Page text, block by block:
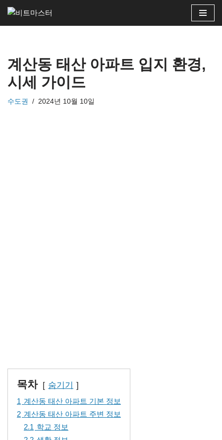
콘
로
너
뛰
계산동 태산 아파트 입지 환경,
시세 가이드
수도권 2024년 10월 10일
목차 숨기기
1 계산동 태산 아파트 기본 정보
2 계산동 태산 아파트 주변 정보
2.1 학교 정보